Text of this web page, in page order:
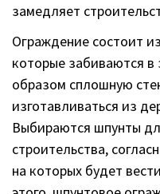
замедляет
Ограждение состоит
которые забиваются
образом сплошную
изготавливаться из
Выбираются шпунты
строительства,
на которых будет